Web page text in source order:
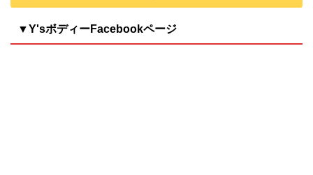
▼Y'sボディーFacebookページ